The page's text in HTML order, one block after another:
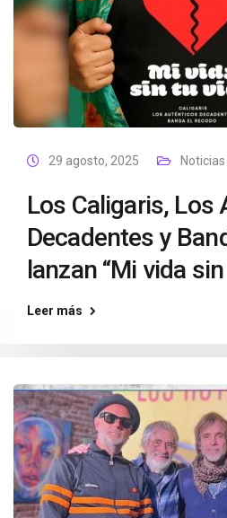
29 agosto, 2025 Noticias
Los Caligaris, Los
Decadentes y
lanzan “Mi vida
Leer más